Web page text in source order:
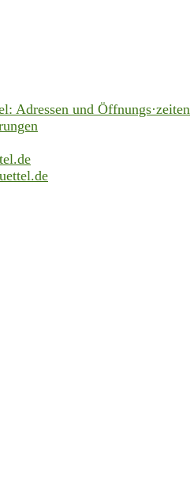
Adressen und Öffnungs·zeiten